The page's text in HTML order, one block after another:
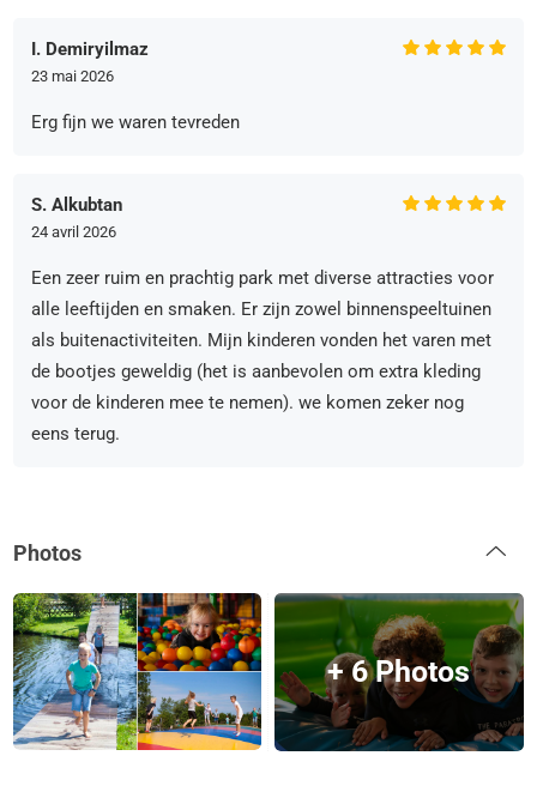
I. Demiryilmaz
23 mai 2026
Erg fijn we waren tevreden
S. Alkubtan
24 avril 2026
Een zeer ruim en prachtig park met diverse attracties voor
alle leeftijden en smaken. Er zijn zowel binnenspeeltuinen
als buitenactiviteiten. Mijn kinderen vonden het varen met
de bootjes geweldig (het is aanbevolen om extra kleding
voor de kinderen mee te nemen). we komen zeker nog
eens terug.
Photos
+ 6 Photos